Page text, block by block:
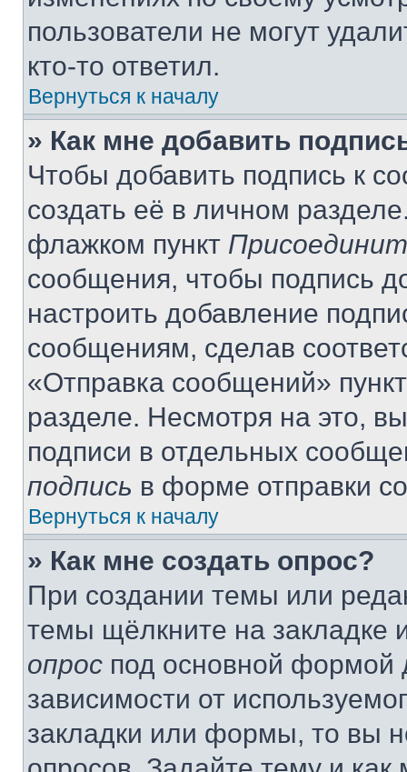
пользователи не могут
кто-то ответил.
Вернуться к началу
» Как мне добавить
Чтобы добавить подпись к
создать её в личном
флажком пункт
сообщения, чтобы подпись
настроить добавление
сообщениям, сделав
«Отправка сообщений»
разделе. Несмотря на это,
подписи в отдельных
подпись в форме отправки
Вернуться к началу
» Как мне создать опрос?
При создании темы или
темы щёлкните на
опрос под основной формой
зависимости от
закладки или формы, то вы